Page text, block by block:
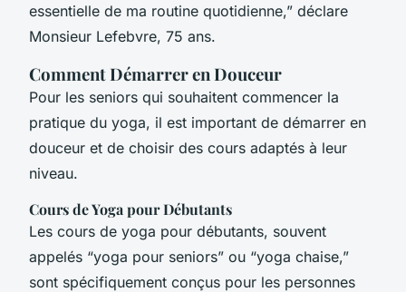
essentielle de ma routine quotidienne,” déclare
Monsieur Lefebvre, 75 ans.
Comment Démarrer en Douceur
Pour les seniors qui souhaitent commencer la
pratique du yoga, il est important de démarrer en
douceur et de choisir des cours adaptés à leur
niveau.
Cours de Yoga pour Débutants
Les cours de yoga pour débutants, souvent
appelés “yoga pour seniors” ou “yoga chaise,”
sont spécifiquement conçus pour les personnes